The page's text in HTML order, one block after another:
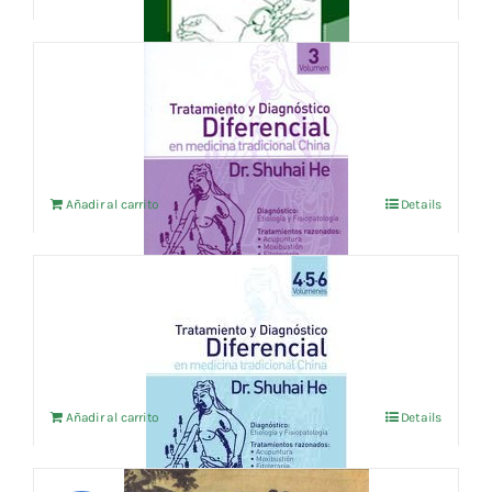
TRATAMIENTO Y DIAGNOSTICO
DIFERENCIAL EN M.T.C. VOL.3
Añadir al carrito Details
TRATAMIENTO Y DIAGNOSTICO
IVA no incluído
Añadir al carrito Details